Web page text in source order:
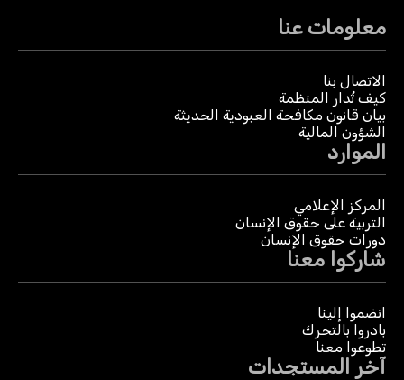
معلومات عنا
الاتصال بنا
كيف تُدار المنظمة
بيان قانون مكافحة العبودية الحديثة
الشؤون المالية
الموارد
المركز الإعلامي
التربية على حقوق الإنسان
دورات حقوق الإنسان
شاركوا معنا
انضموا إلينا
بادروا بالتحرك
تطوعوا معنا
آخر المستجدات